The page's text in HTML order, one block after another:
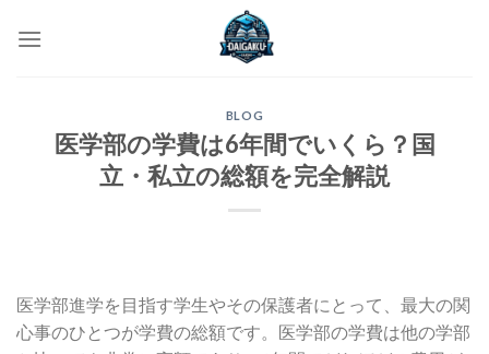
BLOG
医学部の学費は6年間でいくら？国
立・私立の総額を完全解説
医学部進学を目指す学生やその保護者にとって、最大の関
心事のひとつが学費の総額です。医学部の学費は他の学部